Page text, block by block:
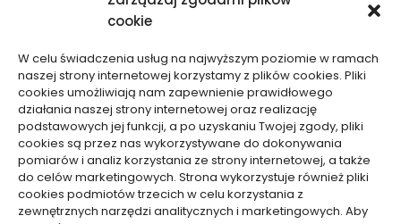
cookie
W celu świadczenia usług na najwyższym poziomie w ramach
naszej strony internetowej korzystamy z plików cookies. Pliki
cookies umożliwiają nam zapewnienie prawidłowego
działania naszej strony internetowej oraz realizację
podstawowych jej funkcji, a po uzyskaniu Twojej zgody, pliki
cookies są przez nas wykorzystywane do dokonywania
pomiarów i analiz korzystania ze strony internetowej, a także
do celów marketingowych. Strona wykorzystuje również pliki
cookies podmiotów trzecich w celu korzystania z
zewnętrznych narzędzi analitycznych i marketingowych. Aby
Motoryzacja, Transport
Sport, Turystyka
Technologie
Usługi
Zdrowie, Medycyna
Dolącz do nas
Lubisz pisać teksty i chciałbyś się podzielić swoją